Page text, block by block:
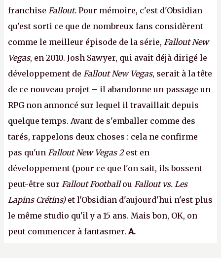
franchise Fallout. Pour mémoire, c'est d'Obsidian
qu'est sorti ce que de nombreux fans considèrent
comme le meilleur épisode de la série, Fallout New
Vegas, en 2010. Josh Sawyer, qui avait déjà dirigé le
développement de Fallout New Vegas, serait à la tête
de ce nouveau projet – il abandonne un passage un
RPG non annoncé sur lequel il travaillait depuis
quelque temps. Avant de s'emballer comme des
tarés, rappelons deux choses : cela ne confirme
pas qu'un Fallout New Vegas 2est en
développement (pour ce que l'on sait, ils bossent
peut-être sur Fallout Footballou Fallout vs. Les
Lapins Crétins)et l'Obsidian d'aujourd'hui n'est plus
le même studio qu'il y a 15 ans. Mais bon, OK, on
peut commencer à fantasmer.A.